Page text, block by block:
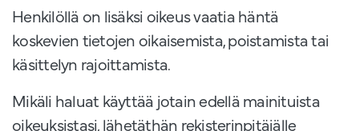
Henkilöllä on lisäksi oikeus vaatia häntä
koskevien tietojen oikaisemista, poistamista tai
käsittelyn rajoittamista.
Mikäli haluat käyttää jotain edellä mainituista
oikeuksistasi, lähetäthän rekisterinpitäjälle